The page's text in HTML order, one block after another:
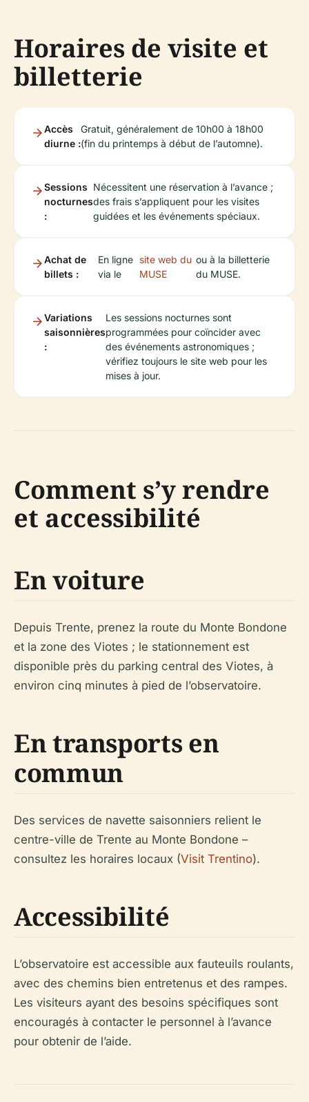
Horaires de visite et
billetterie
Accès
diurne :
Gratuit, généralement de 10h00 à 18h00
(fin du printemps à début de l’automne).
Sessions
nocturnes
:
Nécessitent une réservation à l’avance ;
des frais s’appliquent pour les visites
guidées et les événements spéciaux.
Achat de
billets :
En ligne
via le
site web du
MUSE
ou à la billetterie
du MUSE.
Variations
saisonnières
:
Les sessions nocturnes sont
programmées pour coïncider avec
des événements astronomiques ;
vérifiez toujours le site web pour les
mises à jour.
Comment s’y rendre
et accessibilité
En voiture
Depuis Trente, prenez la route du Monte Bondone
et la zone des Viotes ; le stationnement est
disponible près du parking central des Viotes, à
environ cinq minutes à pied de l’observatoire.
En transports en
commun
Des services de navette saisonniers relient le
centre-ville de Trente au Monte Bondone –
consultez les horaires locaux (Visit Trentino).
Accessibilité
L’observatoire est accessible aux fauteuils roulants,
avec des chemins bien entretenus et des rampes.
Les visiteurs ayant des besoins spécifiques sont
encouragés à contacter le personnel à l’avance
pour obtenir de l’aide.